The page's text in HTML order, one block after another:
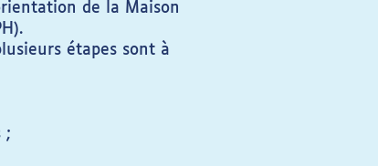
de la Maison
étapes sont à
;